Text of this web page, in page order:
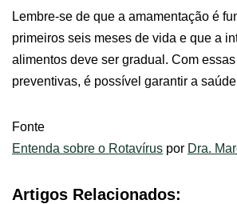
Lembre-se de que a amamentação é
primeiros seis meses de vida e que a
alimentos deve ser gradual. Com
preventivas, é possível garantir a
Fonte
Entenda sobre o Rotavírus por Dra.
Artigos Relacionados: